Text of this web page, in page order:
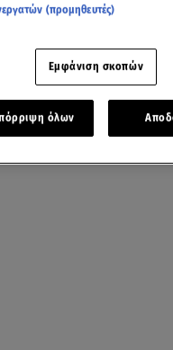
(προμηθευτές)
Εμφάνιση σκοπών
όλων